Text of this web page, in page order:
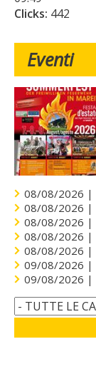
Clicks: 442
Eventi
08/08/2026 |
08/08/2026 |
08/08/2026 |
08/08/2026 |
08/08/2026 |
09/08/2026 |
09/08/2026 |